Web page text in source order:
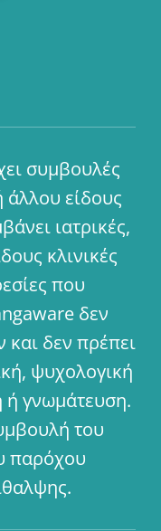
συμβουλές
άλλου είδους
ιατρικές,
κλινικές
που
δεν
και δεν πρέπει
ψυχολογική
ή γνωμάτευση.
του
παρόχου